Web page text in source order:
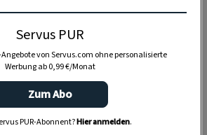
Anzeige
Servus PUR
von Servus.com ohne personalisierte
Werbung ab 0,99 €/Monat
Zum Abo
PUR-Abonnent?Hier anmelden.